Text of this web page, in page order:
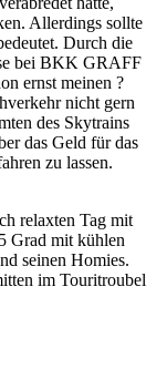
Allerdings sollte
Durch die
bei BKK GRAFF
ernst meinen ?
nicht gern
des Skytrains
das Geld für das
zu lassen.
relaxten Tag mit
Grad mit kühlen
seinen Homies.
im Touritroubel